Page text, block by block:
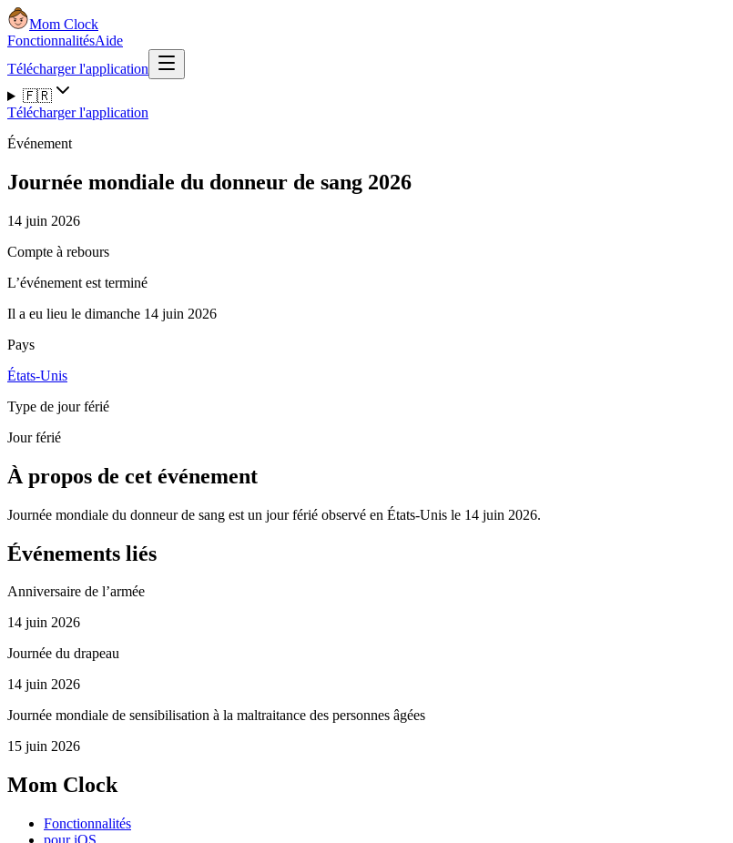
Mom Clock
FonctionnalitésAide
Télécharger l'application
🇫🇷
Télécharger l'application
Événement
Journée mondiale du donneur de sang 2026
14 juin 2026
Compte à rebours
L’événement est terminé
Il a eu lieu le dimanche 14 juin 2026
Pays
États-Unis
Type de jour férié
Jour férié
À propos de cet événement
Journée mondiale du donneur de sang est un jour férié observé en États-Unis le 14 juin 2026.
Événements liés
Anniversaire de l’armée
14 juin 2026
Journée du drapeau
14 juin 2026
Journée mondiale de sensibilisation à la maltraitance des personnes âgées
15 juin 2026
Mom Clock
Fonctionnalités